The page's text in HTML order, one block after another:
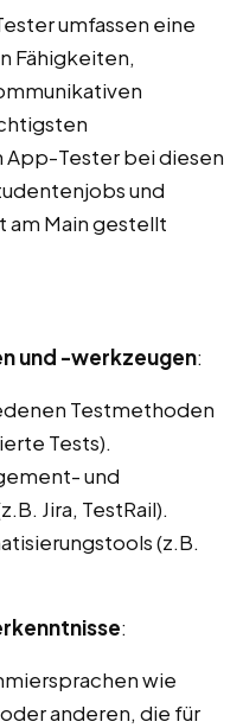
umfassen eine
Fähigkeiten,
App-Tester bei diesen
und
am Main gestellt
und -werkzeugen:
Testmethoden
Tests).
und
Jira, TestRail).
(z.B.
:
wie
anderen, die für